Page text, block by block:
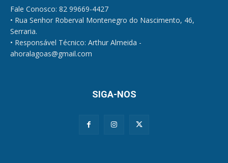
Fale Conosco: 82 99669-4427
• Rua Senhor Roberval Montenegro do Nascimento, 46,
Serraria.
• Responsável Técnico: Arthur Almeida -
ahoralagoas@gmail.com
SIGA-NOS